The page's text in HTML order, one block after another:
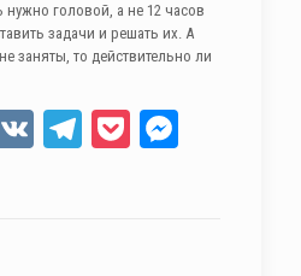
нужно головой, а не 12 часов
задачи и решать их. А
заняты, то действительно ли
WhatsApp
VK Telegram
Pocket